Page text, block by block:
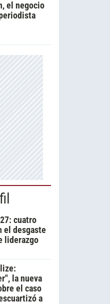
el negocio
cuatro
el desgaste
liderazgo
la nueva
el caso
a